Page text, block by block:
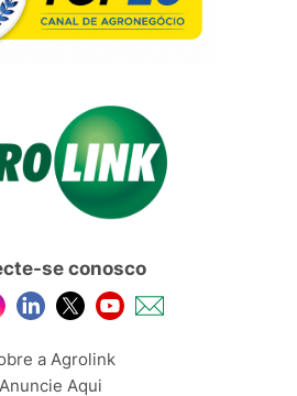
se conosco
a Agrolink
Anuncie Aqui